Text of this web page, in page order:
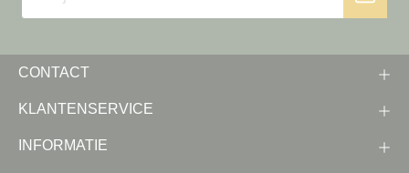
CONTACT
KLANTENSERVICE
INFORMATIE